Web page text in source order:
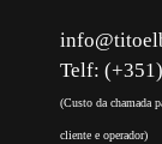
Telf:
(Custo da chamada
cliente e operador)